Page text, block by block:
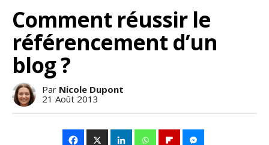
Comment réussir le
référencement d’un
blog ?
Par Nicole Dupont
21 Août 2013